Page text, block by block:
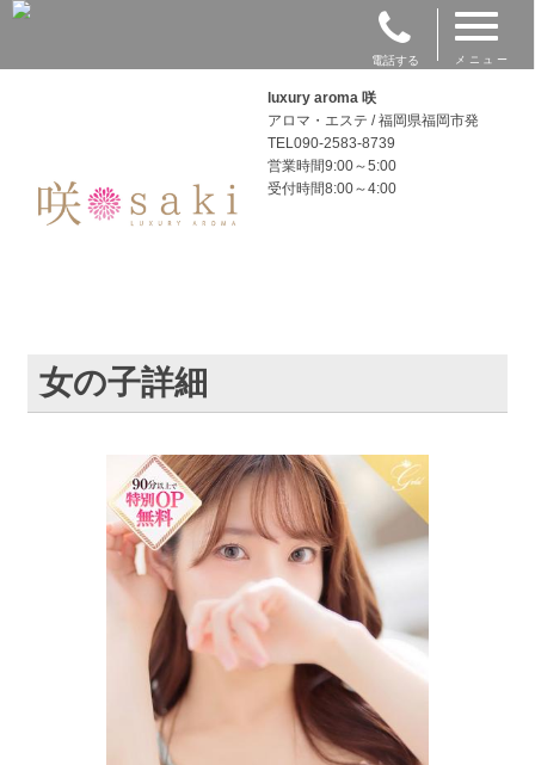
電話する メニュー
luxury aroma 咲
アロマ・エステ / 福岡県福岡市発
TEL090-2583-8739
営業時間9:00～5:00
受付時間8:00～4:00
女の子詳細